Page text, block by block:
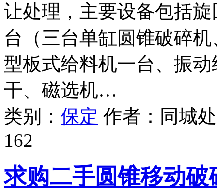
让处理，主要设备包括
台（三台单缸圆锥破碎
型板式给料机一台、振
干、磁选机…
类别： 保定 作者： 同城
162
求购二手圆锥移动破